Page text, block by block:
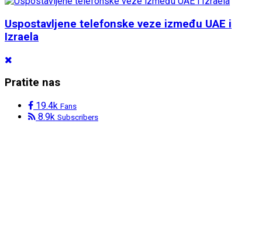
Uspostavljene telefonske veze između UAE i
Izraela
Pratite nas
19.4k Fans
8.9k Subscribers